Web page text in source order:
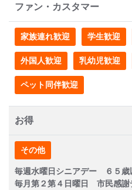
ファン・カスタマー
家族連れ歓迎 学生歓迎
外国人歓迎 乳幼児歓迎
ペット同伴歓迎
お得
その他
毎週水曜日シニアデー ６５歳
毎月第２第４日曜日 市民感